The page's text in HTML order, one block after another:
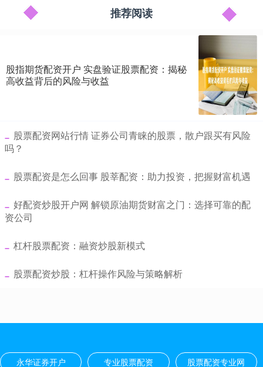
推荐阅读
股指期货配资开户 实盘验证股票配资：揭秘
高收益背后的风险与收益
​股票配资网站行情 证券公司青睐的股票，散户跟买有风险
吗？
​股票配资是怎么回事 股莘配资：助力投资，把握财富机遇
​好配资炒股开户网 解锁原油期货财富之门：选择可靠的配
资公司
​杠杆股票配资：融资炒股新模式
​股票配资炒股：杠杆操作风险与策略解析
永华证券开户 专业股票配资 股票配资专业网